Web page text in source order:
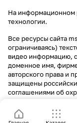
На информационном
технологии.
Все ресурсы сайта
ограничиваясь)
видео информацию,
доменное имя,
авторского права и
защищены
соглашениями об